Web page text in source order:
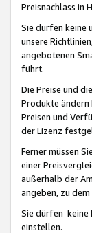
Preisnachlass in
Sie dürfen keine
unsere
angebotenen
führt.
Die Preise und
Produkte ändern
Preisen und
der Lizenz
Ferner müssen
einer
außerhalb der
angeben, zu
Sie dürfen keine
einstellen.